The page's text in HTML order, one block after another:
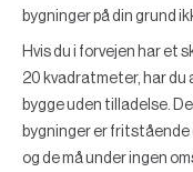
bygninger på din grund
Hvis du i forvejen har et
20 kvadratmeter, har du
bygge uden tilladelse.
bygninger er
og de må under ingen